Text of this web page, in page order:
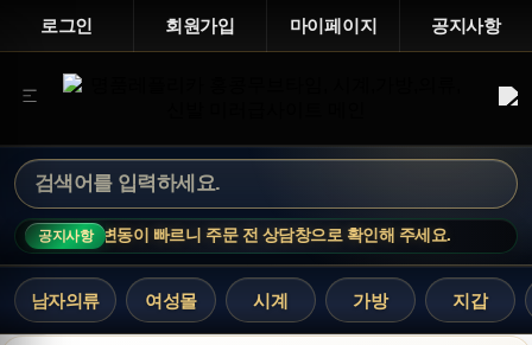
로그인 회원가입 마이페이지 공지사항
공지사항
은 재고 변동이 빠르니 주문 전 상담창으로 확인해 주세요.
남자의류 여성몰 시계 가방 지갑